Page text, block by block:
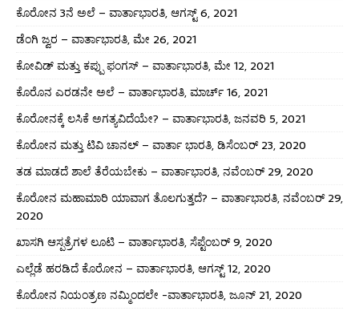
ಕೊರೋನ 3ನೆ ಅಲೆ – ವಾರ್ತಾಭಾರತಿ, ಆಗಸ್ಟ್ 6, 2021
ಡೆಂಗಿ ಜ್ವರ – ವಾರ್ತಾಭಾರತಿ, ಮೇ 26, 2021
ಕೋವಿಡ್ ಮತ್ತು ಕಪ್ಪು ಫಂಗಸ್ – ವಾರ್ತಾಭಾರತಿ, ಮೇ 12, 2021
ಕೊರೊನ ಎರಡನೇ ಅಲೆ – ವಾರ್ತಾಭಾರತಿ, ಮಾರ್ಚ್ 16, 2021
ಕೊರೋನಕ್ಕೆ ಲಸಿಕೆ ಅಗತ್ಯವಿದೆಯೇ? – ವಾರ್ತಾಭಾರತಿ, ಜನವರಿ 5, 2021
ಕೊರೋನ ಮತ್ತು ಟಿವಿ ಚಾನಲ್ – ವಾರ್ತಾ ಭಾರತಿ, ಡಿಸೆಂಬರ್ 23, 2020
ತಡ ಮಾಡದೆ ಶಾಲೆ ತೆರೆಯಬೇಕು – ವಾರ್ತಾಭಾರತಿ, ನವೆಂಬರ್ 29, 2020
ಕೊರೋನ ಮಹಾಮಾರಿ ಯಾವಾಗ ತೊಲಗುತ್ತದೆ? – ವಾರ್ತಾಭಾರತಿ, ನವೆಂಬರ್ 29,
2020
ಖಾಸಗಿ ಆಸ್ಪತ್ರೆಗಳ ಲೂಟಿ – ವಾರ್ತಾಭಾರತಿ, ಸೆಪ್ಟೆಂಬರ್ 9, 2020
ಎಲ್ಲೆಡೆ ಹರಡಿದೆ ಕೊರೋನ – ವಾರ್ತಾಭಾರತಿ, ಆಗಸ್ಟ್ 12, 2020
ಕೊರೋನ ನಿಯಂತ್ರಣ ನಮ್ಮಿಂದಲೇ -ವಾರ್ತಾಭಾರತಿ, ಜೂನ್ 21, 2020